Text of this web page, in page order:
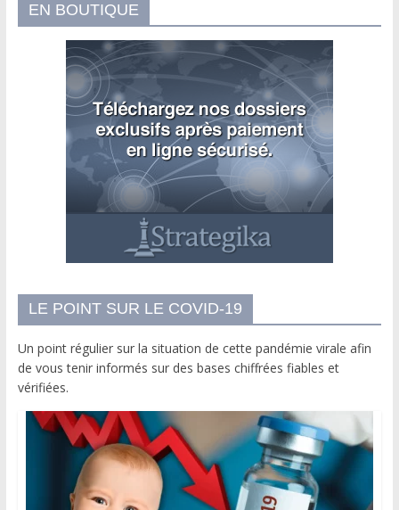
EN BOUTIQUE
LE POINT SUR LE COVID-19
Un point régulier sur la situation de cette pandémie virale afin
de vous tenir informés sur des bases chiffrées fiables et
vérifiées.